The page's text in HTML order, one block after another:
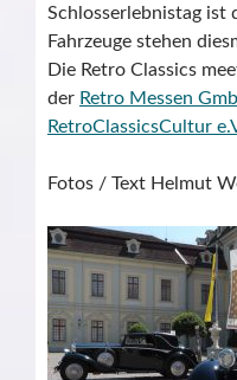
Schlosserlebnistag ist
Fahrzeuge stehen
Die Retro Classics
der Retro Messen
RetroClassicsCultur
Fotos / Text Helmut